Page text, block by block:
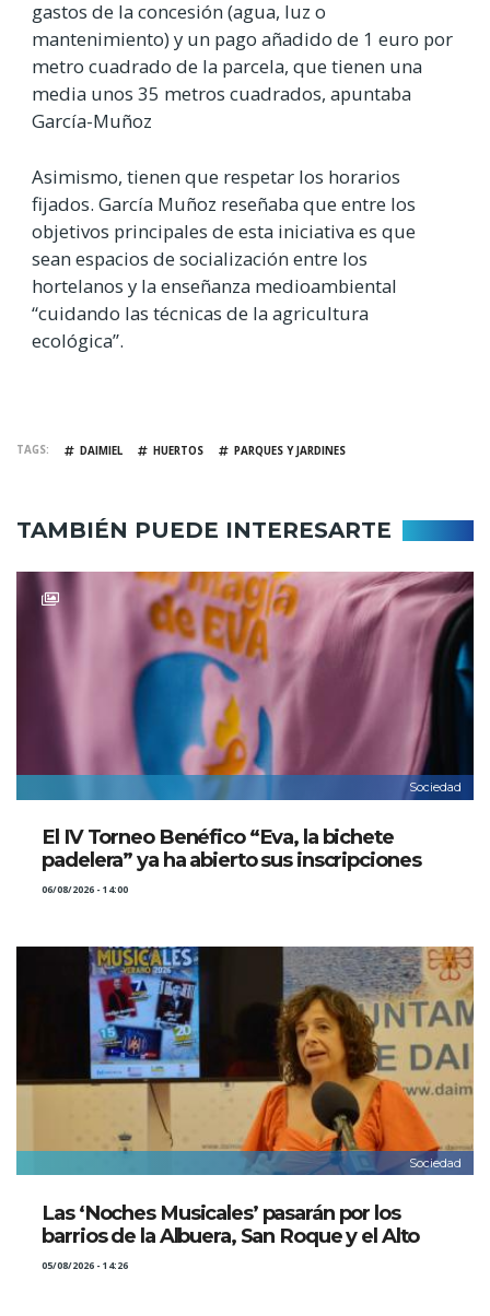
gastos de la concesión (agua, luz o
mantenimiento) y un pago añadido de 1 euro por
metro cuadrado de la parcela, que tienen una
media unos 35 metros cuadrados, apuntaba
García-Muñoz
Asimismo, tienen que respetar los horarios
fijados. García Muñoz reseñaba que entre los
objetivos principales de esta iniciativa es que
sean espacios de socialización entre los
hortelanos y la enseñanza medioambiental
“cuidando las técnicas de la agricultura
ecológica”.
TAGS DAIMIEL HUERTOS PARQUES Y JARDINES
TAMBIÉN PUEDE INTERESARTE
Sociedad
El IV Torneo Benéfico “Eva, la bichete
padelera” ya ha abierto sus inscripciones
06/08/2026 - 14:00
Sociedad
Las ‘Noches Musicales’ pasarán por los
barrios de la Albuera, San Roque y el Alto
05/08/2026 - 14:26